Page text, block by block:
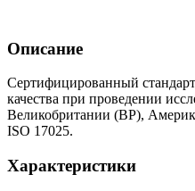
Описание
Сертифицированный
качества при проведении
Великобритании (BP),
ISO 17025.
Характеристики